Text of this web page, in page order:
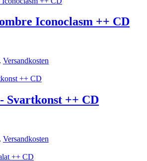
Iconoclasm ++ CD
Versandkosten
Svartkonst ++ CD
Versandkosten